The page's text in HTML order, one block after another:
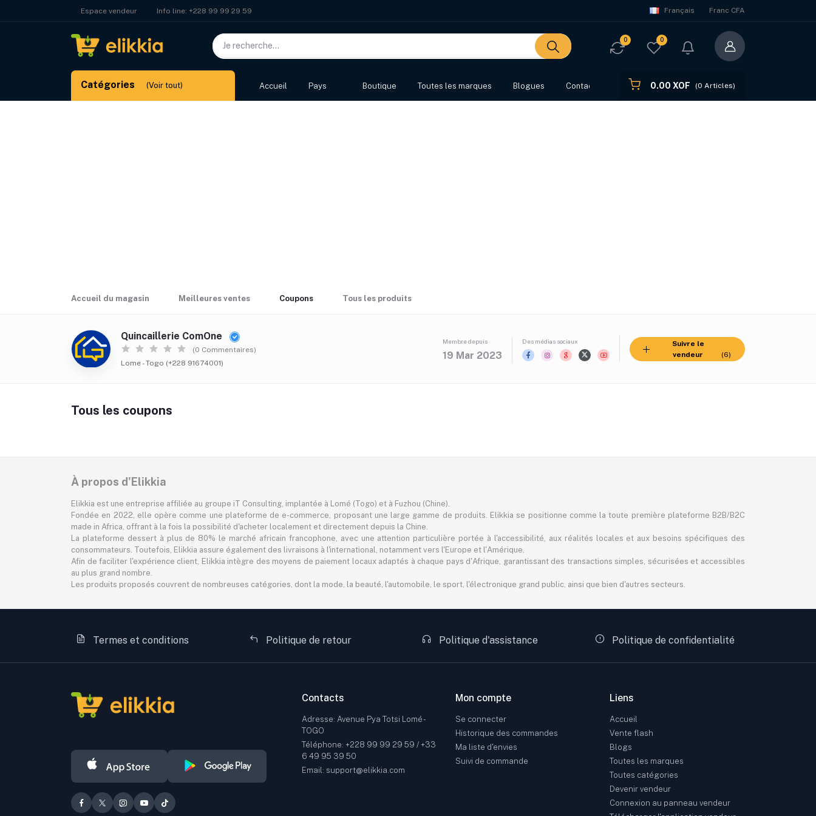
Espace vendeur Info line: +228 99 99 29 59 Français Franc CFA
0 0
Catégories (Voir tout) Accueil Pays Boutique Toutes les marques Blogues Contact 0.00 XOF (0 Articles)
Accueil du magasin Meilleures ventes Coupons Tous les produits
Quincaillerie ComOne
(0 Commentaires)
Lome - Togo (+228 91674001)
Membre depuis
19 Mar 2023
Des médias sociaux
Suivre le
vendeur
(6)
Tous les coupons
À propos d'Elikkia
Elikkia est une entreprise affiliée au groupe iT Consulting, implantée à Lomé (Togo) et à Fuzhou (Chine).
Fondée en 2022, elle opère comme une plateforme de e-commerce, proposant une large gamme de produits. Elikkia se positionne comme la toute première plateforme B2B/B2C
made in Africa, offrant à la fois la possibilité d'acheter localement et directement depuis la Chine.
La plateforme dessert à plus de 80% le marché africain francophone, avec une attention particulière portée à l'accessibilité, aux réalités locales et aux besoins spécifiques des
consommateurs. Toutefois, Elikkia assure également des livraisons à l'international, notamment vers l'Europe et l'Amérique.
Afin de faciliter l'expérience client, Elikkia intègre des moyens de paiement locaux adaptés à chaque pays d'Afrique, garantissant des transactions simples, sécurisées et accessibles
au plus grand nombre.
Les produits proposés couvrent de nombreuses catégories, dont la mode, la beauté, l'automobile, le sport, l'électronique grand public, ainsi que bien d'autres secteurs.
Termes et conditions Politique de retour Politique d'assistance Politique de confidentialité
Contacts
Adresse: Avenue Pya Totsi Lomé -
TOGO
Téléphone: +228 99 99 29 59 / +33
6 49 95 39 50
Email: support@elikkia.com
Mon compte
Se connecter
Historique des commandes
Ma liste d'envies
Suivi de commande
Liens
Accueil
Vente flash
Blogs
Toutes les marques
Toutes catégories
Devenir vendeur
Connexion au panneau vendeur